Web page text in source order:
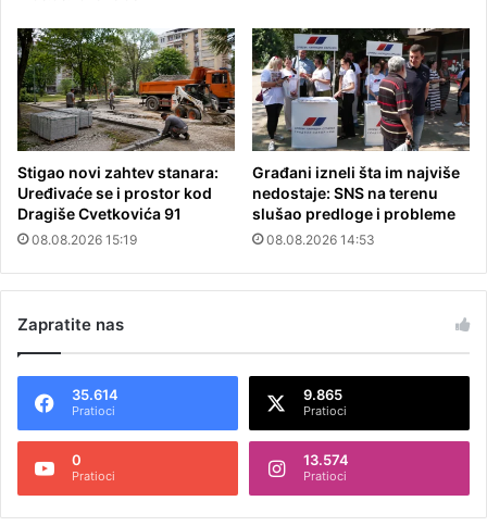
Stigao novi zahtev stanara:
Uređivaće se i prostor kod
Dragiše Cvetkovića 91
08.08.2026 15:19
Građani izneli šta im najviše
nedostaje: SNS na terenu
slušao predloge i probleme
08.08.2026 14:53
Zapratite nas
35.614
Pratioci
9.865
Pratioci
0
Pratioci
13.574
Pratioci